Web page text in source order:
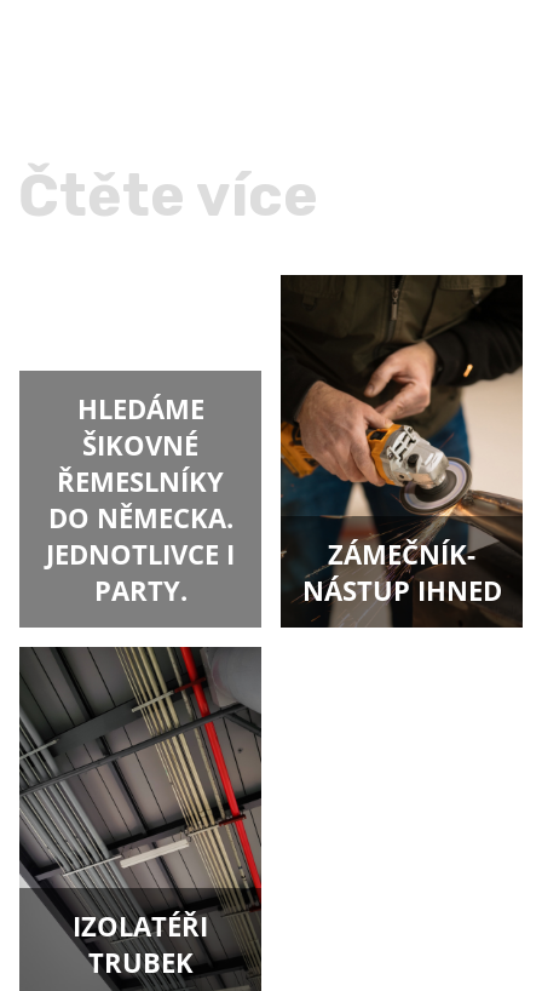
Čtěte více
HLEDÁME
ŠIKOVNÉ
ŘEMESLNÍKY
DO NĚMECKA.
JEDNOTLIVCE I
PARTY.
ZÁMEČNÍK-
NÁSTUP IHNED
IZOLATÉŘI
TRUBEK